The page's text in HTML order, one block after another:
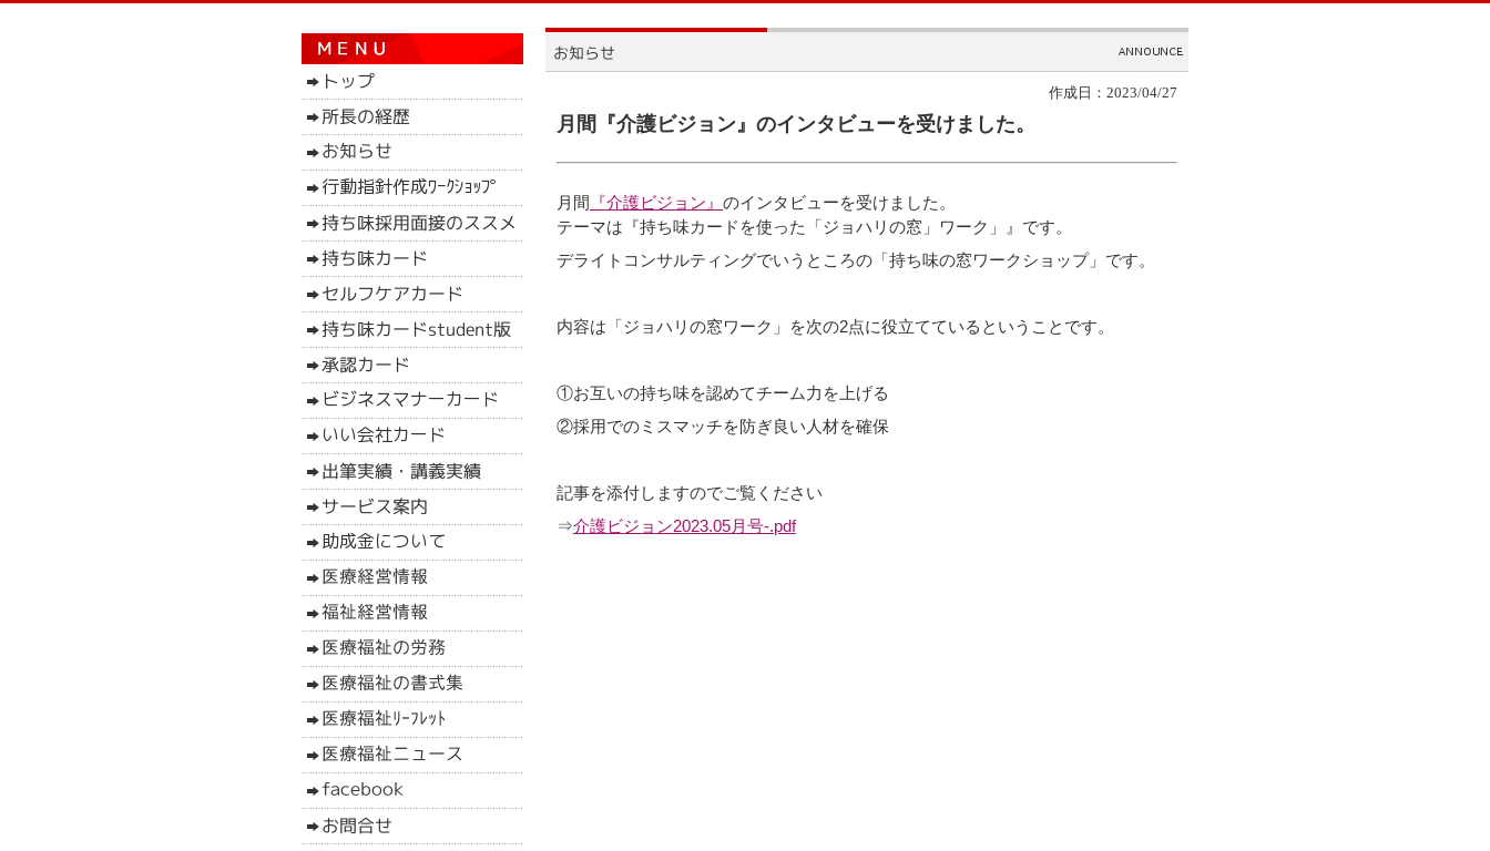
作成日：2023/04/27
月間『介護ビジョン』のインタビューを受けました。
月間 『介護ビジョン』 のインタビューを受けました。
テーマは 『持ち味カードを使った「ジョハリの窓」ワーク」』です。
デライトコンサルティングでいうところの「持ち味の窓ワークショップ」です。
内容は「ジョハリの窓ワーク」を次の2点に役立てているということです。
①お互いの持ち味を認めてチーム力を上げる
②採用でのミスマッチを防ぎ良い人材を確保
記事を添付しますのでご覧ください
⇒介護ビジョン2023.05月号-.pdf